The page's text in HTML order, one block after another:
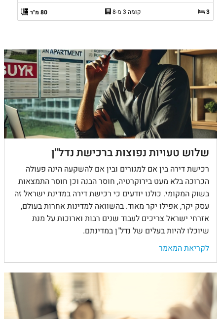
3 קומה 3 מ-8 80 מ"ר
שלוש טעויות נפוצות ברכישת נדל"ן
רכישת דירה בין אם למגורים ובין אם להשקעה הינה פעולה
הכרוכה בלא מעט בירוקרטיה, חוסר הבנה וכן חוסר התמצאות
בשוק המקומי. כולנו יודעים כי רכישת דירה במדינת ישראל זה
עסק יקר, אפילו יקר מאוד. בהשוואה למדינות אחרות בעולם,
אזרחי ישראל צריכים לעבוד שנים רבות וארוכות על מנת
שיוכלו להיות בעלים של נדל"ן במדינתם.
לקריאת המאמר